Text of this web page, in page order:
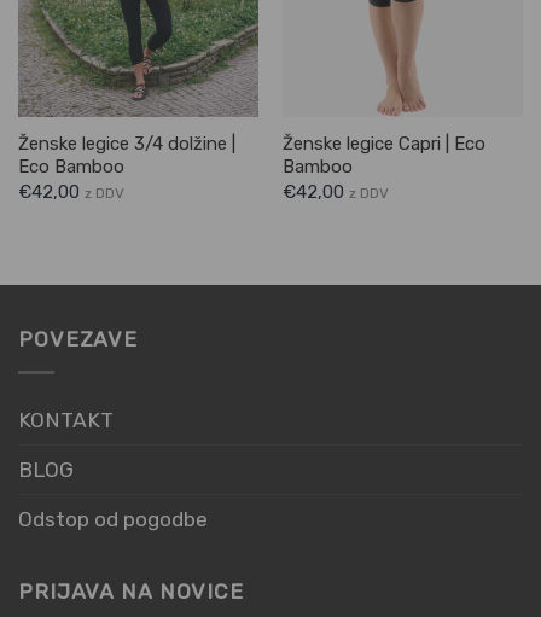
Ženske legice 3/4 dolžine |
Eco Bamboo
€42,00 z DDV
Ženske legice Capri | Eco
Bamboo
€42,00 z DDV
POVEZAVE
KONTAKT
BLOG
Odstop od pogodbe
PRIJAVA NA NOVICE